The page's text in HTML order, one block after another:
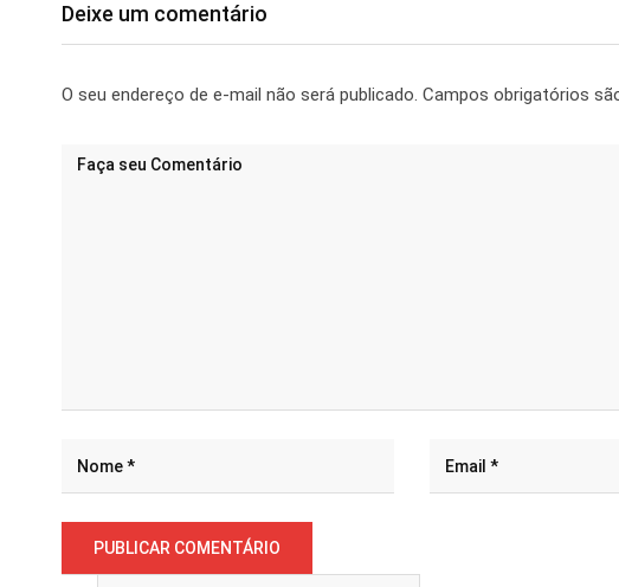
Deixe um comentário
O seu endereço de e-mail não será publicado. Campos obrigatórios